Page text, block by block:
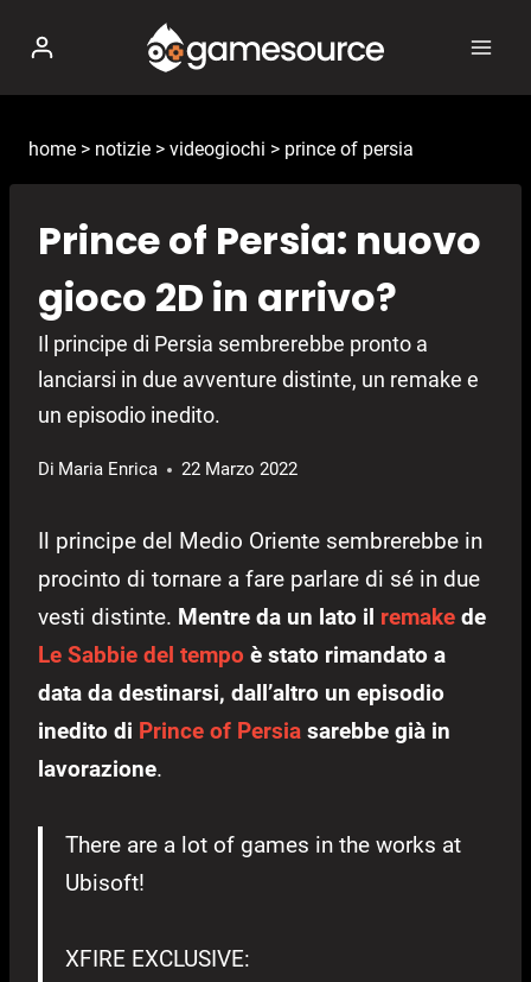
contenuto
home > notizie > videogiochi > prince of persia
Prince of Persia: nuovo
gioco 2D in arrivo?
Il principe di Persia sembrerebbe pronto a
lanciarsi in due avventure distinte, un remake e
un episodio inedito.
Di Maria Enrica 22 Marzo 2022
Il principe del Medio Oriente sembrerebbe in
procinto di tornare a fare parlare di sé in due
vesti distinte. Mentre da un lato il remake de
Le Sabbie del tempo è stato rimandato a
data da destinarsi, dall’altro un episodio
inedito di Prince of Persia sarebbe già in
lavorazione.
There are a lot of games in the works at
Ubisoft!
XFIRE EXCLUSIVE: